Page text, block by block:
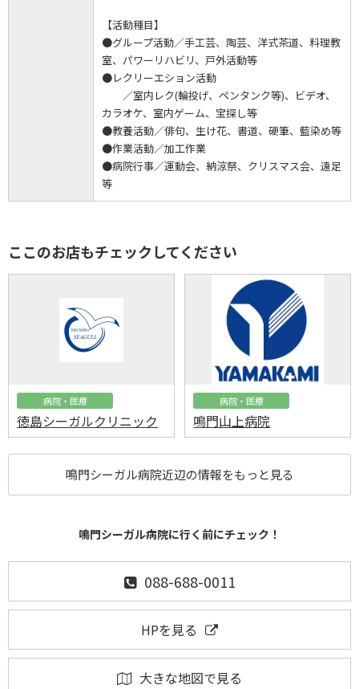
【活動種目】
●グループ活動／手工芸、陶芸、洋式茶道、料理教
室、パワーリハビリ、戸外活動等
●レクリーエション活動
／室内レク(輪投げ、ペンタンク等)、ビデオ、
カラオケ、室内ゲーム、宝探し等
●教養活動／俳句、生け花、書道、硬筆、藍染め等
●作業活動／加工作業
●病院行事／運動会、納涼祭、クリスマス会、遠足
等
ここのお店もチェックしてください
病院・医療
徳島シーガルクリニック
病院・医療
鳴門山上病院
鳴門シーガル病院近辺の情報をもっと見る
鳴門シーガル病院に行く前にチェック！
088-688-0011
HPを見る
大きな地図で見る